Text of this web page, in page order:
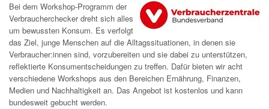
Bei dem Workshop-Programm der
Verbraucherchecker dreht sich alles
um bewussten Konsum. Es verfolgt
das Ziel, junge Menschen auf die Alltagssituationen, in denen sie
Verbraucher:innen sind, vorzubereiten und sie dabei zu unterstützen,
reflektierte Konsumentscheidungen zu treffen. Dafür bieten wir acht
verschiedene Workshops aus den Bereichen Ernährung, Finanzen,
Medien und Nachhaltigkeit an. Das Angebot ist kostenlos und kann
bundesweit gebucht werden.